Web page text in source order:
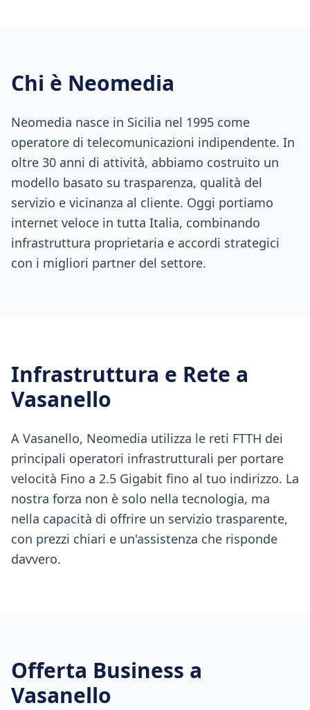
Chi è Neomedia
Neomedia nasce in Sicilia nel 1995 come
operatore di telecomunicazioni indipendente. In
oltre 30 anni di attività, abbiamo costruito un
modello basato su trasparenza, qualità del
servizio e vicinanza al cliente. Oggi portiamo
internet veloce in tutta Italia, combinando
infrastruttura proprietaria e accordi strategici
con i migliori partner del settore.
Infrastruttura e Rete a
Vasanello
A Vasanello, Neomedia utilizza le reti FTTH dei
principali operatori infrastrutturali per portare
velocità Fino a 2.5 Gigabit fino al tuo indirizzo. La
nostra forza non è solo nella tecnologia, ma
nella capacità di offrire un servizio trasparente,
con prezzi chiari e un'assistenza che risponde
davvero.
Offerta Business a
Vasanello